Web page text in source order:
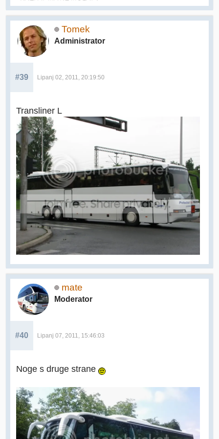
Tomek
Administrator
#39 Lipanj 02, 2011, 20:19:50
Transliner L
mate
Moderator
#40 Lipanj 07, 2011, 15:46:03
Noge s druge strane